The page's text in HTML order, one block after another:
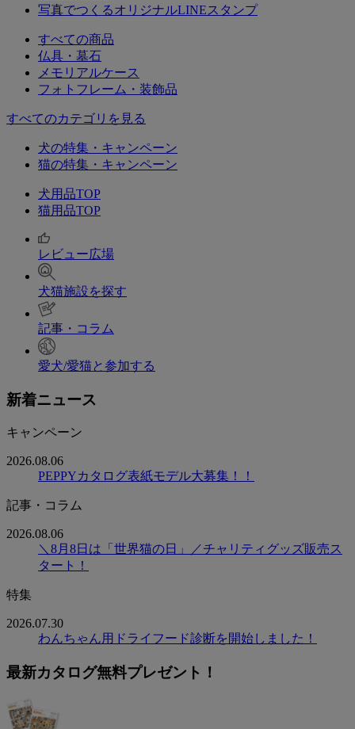
写真でつくるオリジナルLINEスタンプ
すべての商品
仏具・墓石
メモリアルケース
フォトフレーム・装飾品
すべてのカテゴリを見る
犬の特集・キャンペーン
猫の特集・キャンペーン
犬用品TOP
猫用品TOP
レビュー広場
犬猫施設を探す
記事・コラム
愛犬/愛猫と参加する
新着ニュース
キャンペーン
2026.08.06
PEPPYカタログ表紙モデル大募集！！
記事・コラム
2026.08.06
＼8月8日は「世界猫の日」／チャリティグッズ販売ス
タート！
特集
2026.07.30
わんちゃん用ドライフード診断を開始しました！
最新カタログ無料プレゼント！